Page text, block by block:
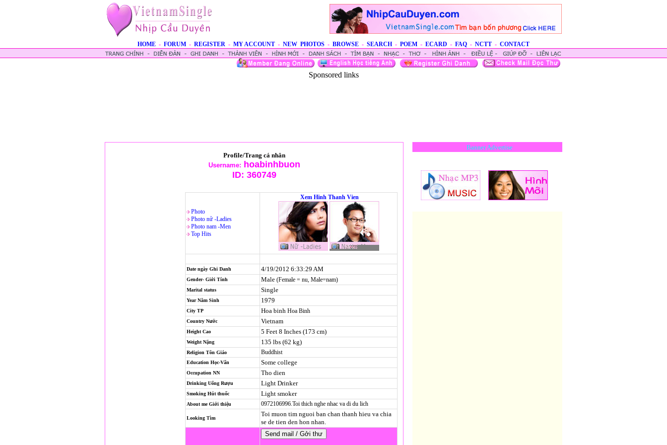
HOME - FORUM - REGISTER - MY ACCOUNT - NEW PHOTOS - BROWSE - SEARCH - POEM - ECARD - FAQ - NCTT - CONTACT
Sponsored links
Profile/Trang cá nhân
Username: hoabinhbuon
ID: 360749
Photo
Photo nử -Ladies
Photo nam -Men
Top Hits
Xem Hinh Thanh Vien
Date ngày Ghi Danh 4/19/2012 6:33:29 AM
Gender- Giới Tính Male (Female = nu, Male=nam)
Marital status Single
Year Năm Sinh 1979
City TP Hoa binh Hoa Binh
Country Nước Vietnam
Height Cao 5 Feet 8 Inches (173 cm)
Weight Nặng 135 lbs (62 kg)
Religion Tôn Giáo Buddhist
Education Học-Vấn Some college
Occupation NN Tho dien
Drinking Uống Rượu Light Drinker
Smoking Hút thuốc Light smoker
About me Giới thiệu 0972106996.Toi thich nghe nhac va di du lich
Looking Tìm
Toi muon tim nguoi ban chan thanh hieu va chia
se de tien den hon nhan.
Banner Advertise